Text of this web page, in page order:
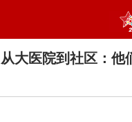
大医院到社区：他